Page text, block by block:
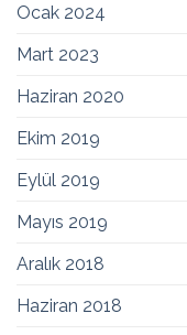
Ocak 2024
Mart 2023
Haziran 2020
Ekim 2019
Eylül 2019
Mayıs 2019
Aralık 2018
Haziran 2018